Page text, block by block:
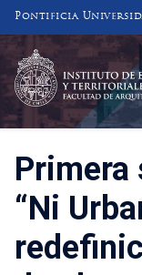
Pontificia
INSTITUTO
Y
FACULTAD DE
Primera
“Ni